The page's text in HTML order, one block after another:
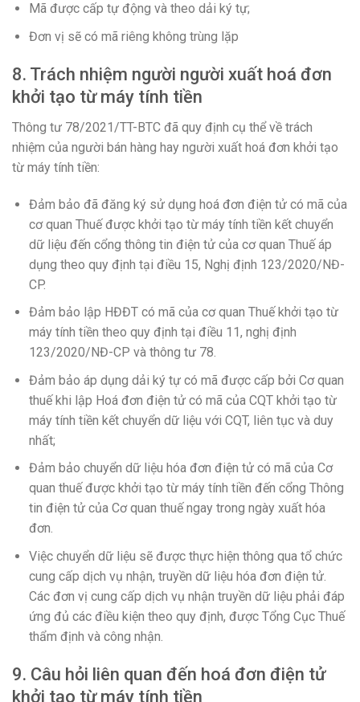
Mã được cấp tự động và theo dải ký tự;
Đơn vị sẽ có mã riêng không trùng lặp
8. Trách nhiệm người người xuất hoá đơn
khởi tạo từ máy tính tiền
Thông tư 78/2021/TT-BTC đã quy định cụ thể về trách
nhiệm của người bán hàng hay người xuất hoá đơn khởi tạo
từ máy tính tiền:
Đảm bảo đã đăng ký sử dụng hoá đơn điện tử có mã của
cơ quan Thuế được khởi tạo từ máy tính tiền kết chuyển
dữ liệu đến cổng thông tin điện tử của cơ quan Thuế áp
dụng theo quy định tại điều 15, Nghị định 123/2020/NĐ-
CP.
Đảm bảo lập HĐĐT có mã của cơ quan Thuế khởi tạo từ
máy tính tiền theo quy định tại điều 11, nghị định
123/2020/NĐ-CP và thông tư 78.
Đảm bảo áp dụng dải ký tự có mã được cấp bởi Cơ quan
thuế khi lập Hoá đơn điện tử có mã của CQT khởi tạo từ
máy tính tiền kết chuyển dữ liệu với CQT, liên tục và duy
nhất;
Đảm bảo chuyển dữ liệu hóa đơn điện tử có mã của Cơ
quan thuế được khởi tạo từ máy tính tiền đến cổng Thông
tin điện tử của Cơ quan thuế ngay trong ngày xuất hóa
đơn.
Việc chuyển dữ liệu sẽ được thực hiện thông qua tổ chức
cung cấp dịch vụ nhận, truyền dữ liệu hóa đơn điện tử.
Các đơn vị cung cấp dịch vụ nhận truyền dữ liệu phải đáp
ứng đủ các điều kiện theo quy định, được Tổng Cục Thuế
thẩm định và công nhận.
9. Câu hỏi liên quan đến hoá đơn điện tử
khởi tạo từ máy tính tiền